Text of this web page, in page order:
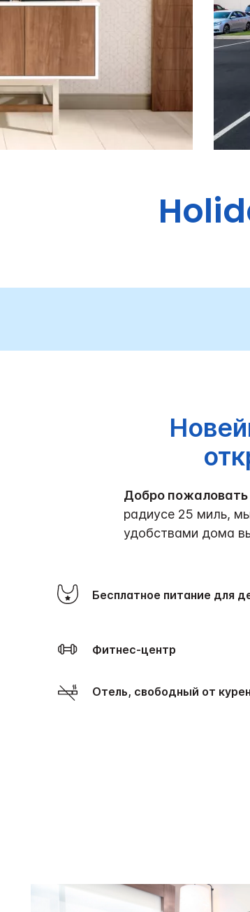
Добро пожаловать
радиусе 25 миль,
удобствами дома
Бесплатное питание для
Фитнес-центр
Отель, свободный от